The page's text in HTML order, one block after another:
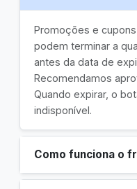
Promoções e
podem terminar a
antes da data de
Recomendamos
Quando expirar, o
indisponível.
Como funciona o